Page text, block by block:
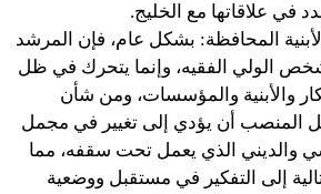
في علاقاتها مع الخليج.
المحافظة: بشكل عام، فإن المرشد
الولي الفقيه، وإنما يتحرك في ظل
والأبنية والمؤسسات، ومن شأن
المنصب أن يؤدي إلى تغيير في مجمل
والديني الذي يعمل تحت سقفه، مما
إلى التفكير في مستقبل ووضعية